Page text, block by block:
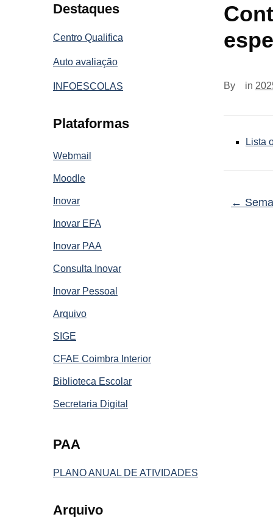
Destaques
Centro Qualifica
Auto avaliação
INFOESCOLAS
Plataformas
Webmail
Moodle
Inovar
Inovar EFA
Inovar PAA
Consulta Inovar
Inovar Pessoal
Arquivo
SIGE
CFAE Coimbra Interior
Biblioteca Escolar
Secretaria Digital
PAA
PLANO ANUAL DE ATIVIDADES
Arquivo
By in
Lista
←